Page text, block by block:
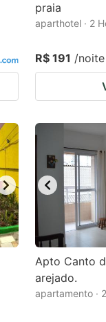
praia
aparthotel · 2
R$ 191 /noite
Apto Canto
arejado.
apartamento ·